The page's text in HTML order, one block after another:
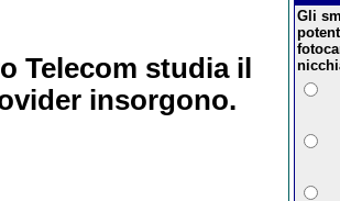
Telecom studia il
insorgono.
Gli